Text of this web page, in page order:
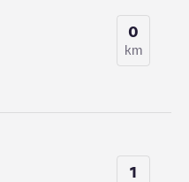
0
km
1